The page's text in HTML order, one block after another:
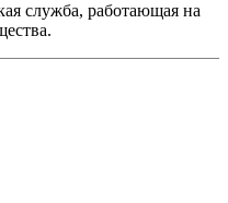
служба, работающая на